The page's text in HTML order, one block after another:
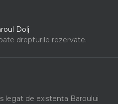
drepturile rezervate.
legat de existența Baroului